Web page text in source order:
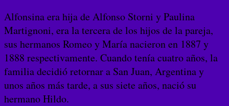
Alfonsina era hija de Alfonso Storni y Paulina
Martignoni, era la tercera de los hijos de la pareja,
sus hermanos Romeo y María nacieron en 1887 y
1888 respectivamente. Cuando tenía cuatro años, la
familia decidió retornar a San Juan, Argentina y
unos años más tarde, a sus siete años, nació su
hermano Hildo.